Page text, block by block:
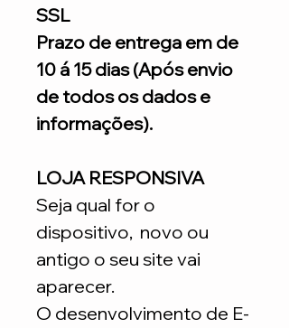
SSL
Prazo de entrega em de
10 á 15 dias (Após envio
de todos os dados e
informações).
LOJA RESPONSIVA
Seja qual for o
dispositivo, novo ou
antigo o seu site vai
aparecer.
O desenvolvimento de E-